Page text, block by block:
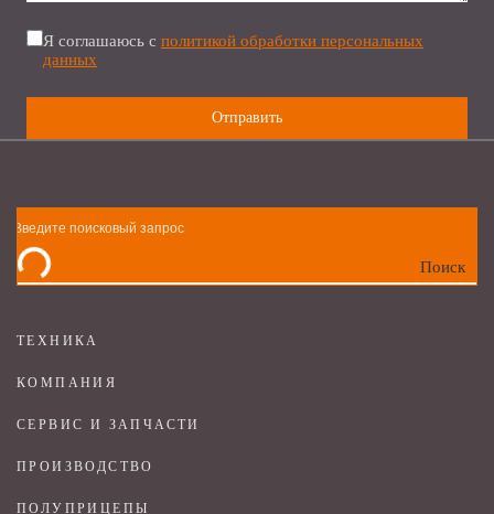
Я соглашаюсь с политикой обработки персональных
данных
ТЕХНИКА
КОМПАНИЯ
СЕРВИС И ЗАПЧАСТИ
ПРОИЗВОДСТВО
ПОЛУПРИЦЕПЫ
Поиск